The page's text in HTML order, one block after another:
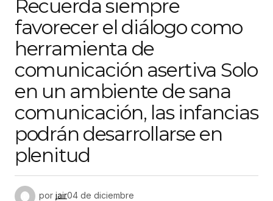
Recuerda siempre
favorecer el diálogo como
herramienta de
comunicación asertiva Solo
en un ambiente de sana
comunicación, las infancias
podrán desarrollarse en
plenitud
por jair04 de diciembre